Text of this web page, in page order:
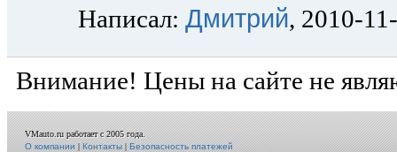
Написал: Дмитрий, 2010-
Внимание! Цены на сайте не
VMauto.ru работает с 2005 года.
О компании|Контакты|Безопасность платежей